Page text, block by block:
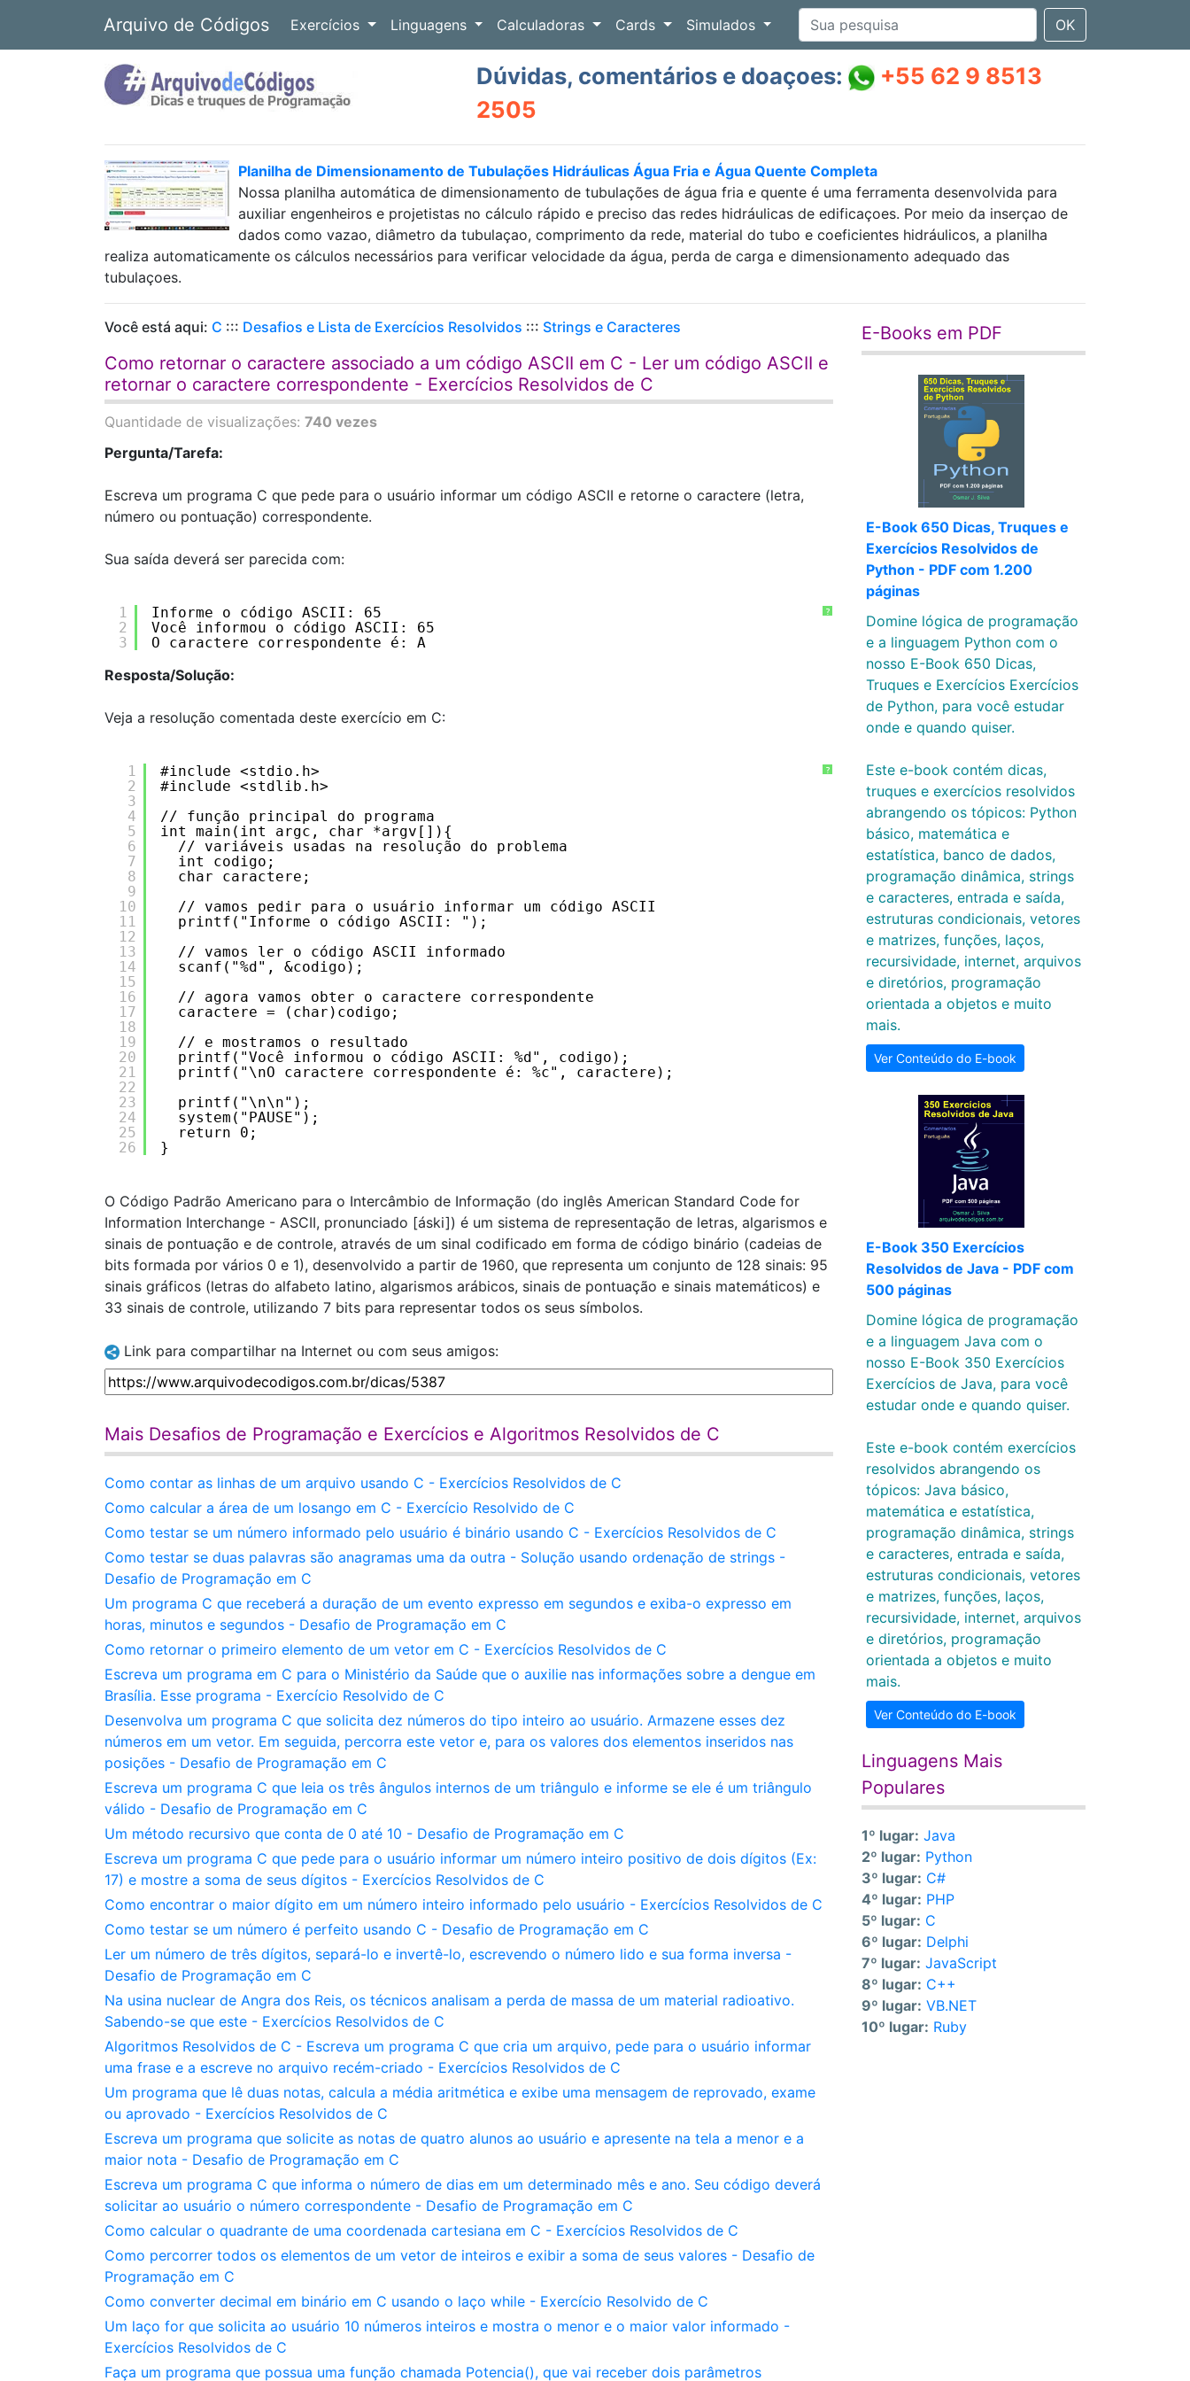
Arquivo de Códigos Exercícios Linguagens Calculadoras Cards Simulados OK
Dúvidas, comentários e doaçoes:
+55 62 9 8513
2505
Planilha de Dimensionamento de Tubulações Hidráulicas Água Fria e Água Quente Completa
Nossa planilha automática de dimensionamento de tubulações de água fria e quente é uma ferramenta desenvolvida para
auxiliar engenheiros e projetistas no cálculo rápido e preciso das redes hidráulicas de edificaçoes. Por meio da inserçao de
dados como vazao, diâmetro da tubulaçao, comprimento da rede, material do tubo e coeficientes hidráulicos, a planilha
realiza automaticamente os cálculos necessários para verificar velocidade da água, perda de carga e dimensionamento adequado das
tubulaçoes.
Você está aqui: C ::: Desafios e Lista de Exercícios Resolvidos ::: Strings e Caracteres
Como retornar o caractere associado a um código ASCII em C - Ler um código ASCII e
retornar o caractere correspondente - Exercícios Resolvidos de C
Quantidade de visualizações: 740 vezes
Pergunta/Tarefa:
Escreva um programa C que pede para o usuário informar um código ASCII e retorne o caractere (letra,
número ou pontuação) correspondente.
Sua saída deverá ser parecida com:
?
1
2
3
Informe o código ASCII: 65
Você informou o código ASCII: 65
O caractere correspondente é: A
Resposta/Solução:
Veja a resolução comentada deste exercício em C:
?
1
2
3
4
5
6
7
8
9
10
11
12
13
14
15
16
17
18
19
20
21
22
23
24
25
26
#include <stdio.h>
#include <stdlib.h>
// função principal do programa
int main(int argc, char *argv[]){
// variáveis usadas na resolução do problema
int codigo;
char caractere;
// vamos pedir para o usuário informar um código ASCII
printf("Informe o código ASCII: ");
// vamos ler o código ASCII informado
scanf("%d", &codigo);
// agora vamos obter o caractere correspondente
caractere = (char)codigo;
// e mostramos o resultado
printf("Você informou o código ASCII: %d", codigo);
printf("\nO caractere correspondente é: %c", caractere);
printf("\n\n");
system("PAUSE");
return 0;
}
O Código Padrão Americano para o Intercâmbio de Informação (do inglês American Standard Code for
Information Interchange - ASCII, pronunciado [áski]) é um sistema de representação de letras, algarismos e
sinais de pontuação e de controle, através de um sinal codificado em forma de código binário (cadeias de
bits formada por vários 0 e 1), desenvolvido a partir de 1960, que representa um conjunto de 128 sinais: 95
sinais gráficos (letras do alfabeto latino, algarismos arábicos, sinais de pontuação e sinais matemáticos) e
33 sinais de controle, utilizando 7 bits para representar todos os seus símbolos.
Link para compartilhar na Internet ou com seus amigos:
Mais Desafios de Programação e Exercícios e Algoritmos Resolvidos de C
Como contar as linhas de um arquivo usando C - Exercícios Resolvidos de C
Como calcular a área de um losango em C - Exercício Resolvido de C
Como testar se um número informado pelo usuário é binário usando C - Exercícios Resolvidos de C
Como testar se duas palavras são anagramas uma da outra - Solução usando ordenação de strings -
Desafio de Programação em C
Um programa C que receberá a duração de um evento expresso em segundos e exiba-o expresso em
horas, minutos e segundos - Desafio de Programação em C
Como retornar o primeiro elemento de um vetor em C - Exercícios Resolvidos de C
Escreva um programa em C para o Ministério da Saúde que o auxilie nas informações sobre a dengue em
Brasília. Esse programa - Exercício Resolvido de C
Desenvolva um programa C que solicita dez números do tipo inteiro ao usuário. Armazene esses dez
números em um vetor. Em seguida, percorra este vetor e, para os valores dos elementos inseridos nas
posições - Desafio de Programação em C
Escreva um programa C que leia os três ângulos internos de um triângulo e informe se ele é um triângulo
válido - Desafio de Programação em C
Um método recursivo que conta de 0 até 10 - Desafio de Programação em C
Escreva um programa C que pede para o usuário informar um número inteiro positivo de dois dígitos (Ex:
17) e mostre a soma de seus dígitos - Exercícios Resolvidos de C
Como encontrar o maior dígito em um número inteiro informado pelo usuário - Exercícios Resolvidos de C
Como testar se um número é perfeito usando C - Desafio de Programação em C
Ler um número de três dígitos, separá-lo e invertê-lo, escrevendo o número lido e sua forma inversa -
Desafio de Programação em C
Na usina nuclear de Angra dos Reis, os técnicos analisam a perda de massa de um material radioativo.
Sabendo-se que este - Exercícios Resolvidos de C
Algoritmos Resolvidos de C - Escreva um programa C que cria um arquivo, pede para o usuário informar
uma frase e a escreve no arquivo recém-criado - Exercícios Resolvidos de C
Um programa que lê duas notas, calcula a média aritmética e exibe uma mensagem de reprovado, exame
ou aprovado - Exercícios Resolvidos de C
Escreva um programa que solicite as notas de quatro alunos ao usuário e apresente na tela a menor e a
maior nota - Desafio de Programação em C
Escreva um programa C que informa o número de dias em um determinado mês e ano. Seu código deverá
solicitar ao usuário o número correspondente - Desafio de Programação em C
Como calcular o quadrante de uma coordenada cartesiana em C - Exercícios Resolvidos de C
Como percorrer todos os elementos de um vetor de inteiros e exibir a soma de seus valores - Desafio de
Programação em C
Como converter decimal em binário em C usando o laço while - Exercício Resolvido de C
Um laço for que solicita ao usuário 10 números inteiros e mostra o menor e o maior valor informado -
Exercícios Resolvidos de C
Faça um programa que possua uma função chamada Potencia(), que vai receber dois parâmetros
E-Books em PDF
E-Book 650 Dicas, Truques e
Exercícios Resolvidos de
Python - PDF com 1.200
páginas
Domine lógica de programação
e a linguagem Python com o
nosso E-Book 650 Dicas,
Truques e Exercícios Exercícios
de Python, para você estudar
onde e quando quiser.
Este e-book contém dicas,
truques e exercícios resolvidos
abrangendo os tópicos: Python
básico, matemática e
estatística, banco de dados,
programação dinâmica, strings
e caracteres, entrada e saída,
estruturas condicionais, vetores
e matrizes, funções, laços,
recursividade, internet, arquivos
e diretórios, programação
orientada a objetos e muito
mais.
Ver Conteúdo do E-book
E-Book 350 Exercícios
Resolvidos de Java - PDF com
500 páginas
Domine lógica de programação
e a linguagem Java com o
nosso E-Book 350 Exercícios
Exercícios de Java, para você
estudar onde e quando quiser.
Este e-book contém exercícios
resolvidos abrangendo os
tópicos: Java básico,
matemática e estatística,
programação dinâmica, strings
e caracteres, entrada e saída,
estruturas condicionais, vetores
e matrizes, funções, laços,
recursividade, internet, arquivos
e diretórios, programação
orientada a objetos e muito
mais.
Ver Conteúdo do E-book
Linguagens Mais
Populares
1º lugar: Java
2º lugar: Python
3º lugar: C#
4º lugar: PHP
5º lugar: C
6º lugar: Delphi
7º lugar: JavaScript
8º lugar: C++
9º lugar: VB.NET
10º lugar: Ruby